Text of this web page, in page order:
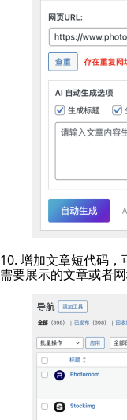
10. 增加文章短代码
需要展示的文章或者网